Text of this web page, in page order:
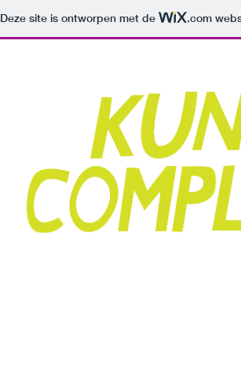
Deze site is ontworpen met de .com